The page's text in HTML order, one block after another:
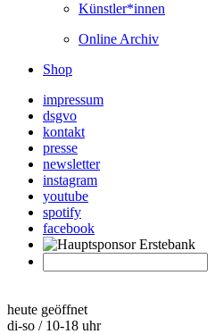
Künstler*innen
Online Archiv
Shop
impressum
dsgvo
kontakt
presse
newsletter
instagram
youtube
spotify
facebook
heute geöffnet
di-so / 10-18 uhr